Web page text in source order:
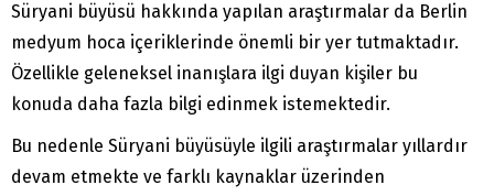
Süryani büyüsü hakkında yapılan araştırmalar da Berlin
medyum hoca içeriklerinde önemli bir yer tutmaktadır.
Özellikle geleneksel inanışlara ilgi duyan kişiler bu
konuda daha fazla bilgi edinmek istemektedir.
Bu nedenle Süryani büyüsüyle ilgili araştırmalar yıllardır
devam etmekte ve farklı kaynaklar üzerinden